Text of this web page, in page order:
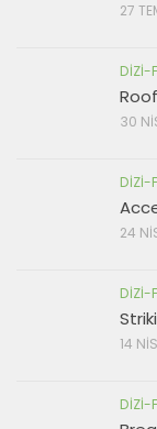
27
DIZI-
30
DIZI-
24
DIZI-
14
DIZI-